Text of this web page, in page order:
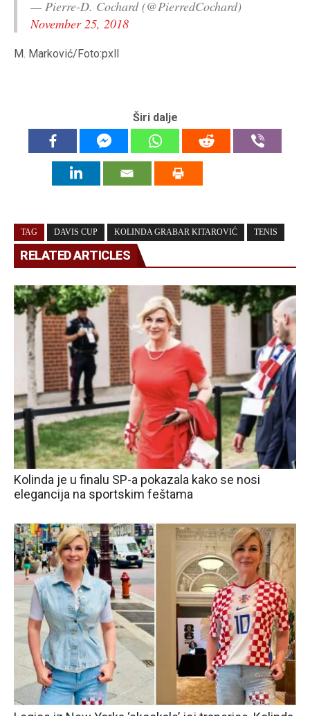
— Pierre-D. Cochard (@PierredCochard)
November 25, 2018
M. Marković/Foto:pxll
Širi dalje
TAG DAVIS CUP KOLINDA GRABAR KITAROVIĆ TENIS
RELATED ARTICLES
Kolinda je u finalu SP-a pokazala kako se nosi
elegancija na sportskim feštama